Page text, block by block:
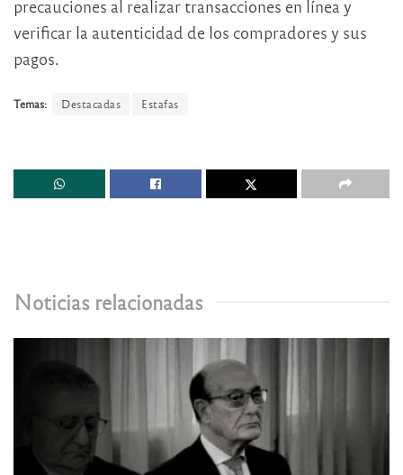
precauciones al realizar transacciones en línea y
verificar la autenticidad de los compradores y sus
pagos.
Temas: Destacadas Estafas
Noticias relacionadas